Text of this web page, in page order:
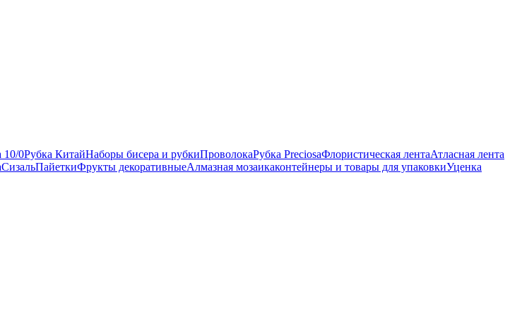
10/0Рубка КитайНаборы бисера и рубкиПроволокаРубка PreciosaФлористическая лентаАтласная лента
СизальПайеткиФрукты декоративныеАлмазная мозаикаконтейнеры и товары для упаковкиУценка